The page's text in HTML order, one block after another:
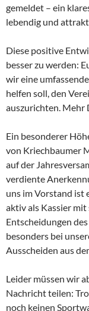
gemeldet – ein
lebendig und
Diese positive
besser zu werden:
wir eine
helfen soll, den
auszurichten. Mehr
Ein besonderer
von Kriechbaumer
auf der
verdiente
uns im Vorstand ist
aktiv als Kassier
Entscheidungen
besonders bei
Ausscheiden aus
Leider müssen wir
Nachricht teilen:
noch keinen